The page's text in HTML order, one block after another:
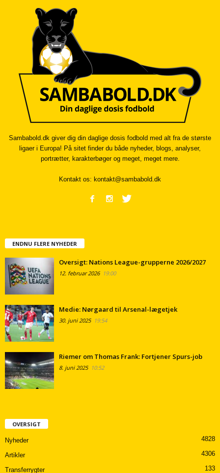
Sambabold.dk giver dig din daglige dosis fodbold med alt fra de største
ligaer i Europa! På sitet finder du både nyheder, blogs, analyser,
portrætter, karakterbøger og meget, meget mere.
Kontakt os: kontakt@sambabold.dk
ENDNU FLERE NYHEDER
Oversigt: Nations League-grupperne 2026/2027
12. februar 202619:00
Medie: Nørgaard til Arsenal-lægetjek
30. juni 202519:54
Riemer om Thomas Frank: Fortjener Spurs-job
8. juni 202510:52
OVERSIGT
Nyheder 4828
Artikler 4306
Transferrygter 133